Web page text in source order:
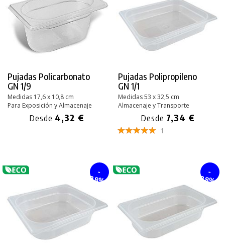
Pujadas Policarbonato
GN 1/9
Medidas 17,6 x 10,8 cm
Para Exposición y Almacenaje
Desde 4,32 €
Pujadas Polipropileno
GN 1/1
Medidas 53 x 32,5 cm
Almacenaje y Transporte
Desde 7,34 €
1
-
28%
-
28%